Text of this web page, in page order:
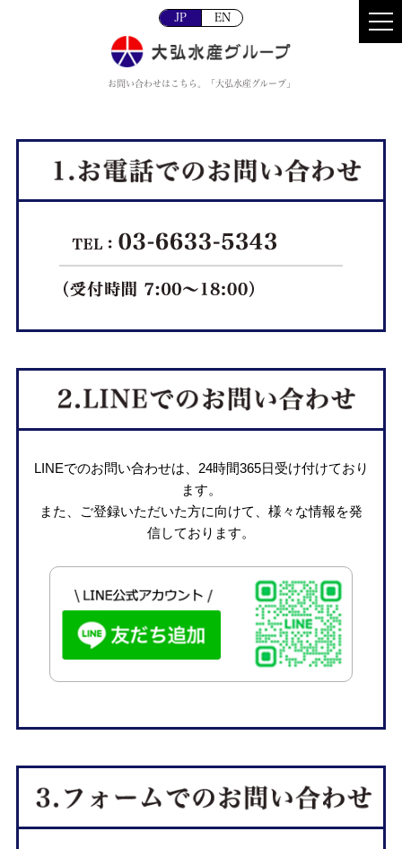
JP EN
お問い合わせはこちら。「大弘水産グループ」
LINEでのお問い合わせは、24時間365日受け付けており
ます。
また、ご登録いただいた方に向けて、様々な情報を発
信しております。